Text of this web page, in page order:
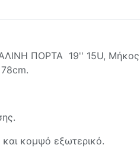
ΠΟΡΤΑ 19'' 15U, Μήκος
κομψό εξωτερικό.